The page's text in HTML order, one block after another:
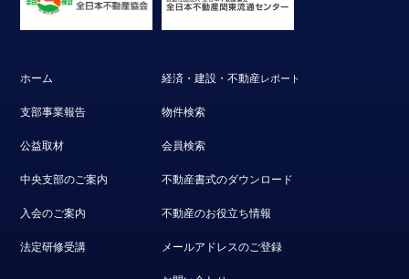
ホーム
支部事業報告
公益取材
中央支部のご案内
入会のご案内
法定研修受講
経済・建設・不動産レポート
物件検索
会員検索
不動産書式のダウンロード
不動産のお役立ち情報
メールアドレスのご登録